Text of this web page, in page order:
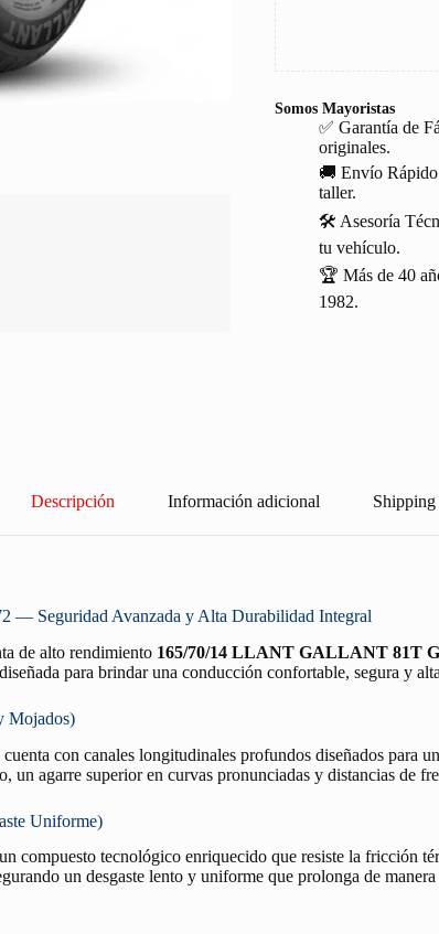
Somos Mayoristas
✅ Garantía de
originales.
🚚 Envío Rápido
taller.
🛠️ Asesoría
tu vehículo.
🏆 Más de 40
1982.
Descripción Información adicional
Seguridad Avanzada y Alta Durabilidad Integral
de alto rendimiento 165/70/14 LLANT GALLANT 81T
para brindar una conducción confortable, segura y
Mojados)
con canales longitudinales profundos diseñados para
agarre superior en curvas pronunciadas y distancias de
Uniforme)
compuesto tecnológico enriquecido que resiste la fricción
un desgaste lento y uniforme que prolonga de